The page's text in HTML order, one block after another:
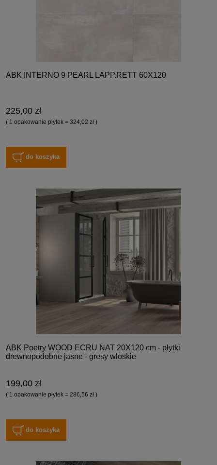
ABK INTERNO 9 PEARL LAPP.RETT 60X120
225,00 zł
( 1 opakowanie płytek = 324,02 zł )
do koszyka
ABK Poetry WOOD ECRU NAT 20X120 cm - płytki
drewnopodobne jasne - gresy włoskie
199,00 zł
( 1 opakowanie płytek = 286,56 zł )
do koszyka